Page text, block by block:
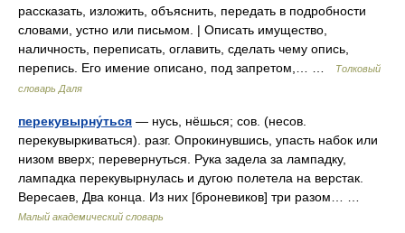
рассказать, изложить, объяснить, передать в подробности
словами, устно или письмом. | Описать имущество,
наличность, переписать, оглавить, сделать чему опись,
перепись. Его имение описано, под запретом,… …
Толковый
словарь Даля
перекувырну́ться — нусь, нёшься; сов. (несов.
перекувыркиваться). разг. Опрокинувшись, упасть набок или
низом вверх; перевернуться. Рука задела за лампадку,
лампадка перекувырнулась и дугою полетела на верстак.
Вересаев, Два конца. Из них [броневиков] три разом… …
Малый академический словарь